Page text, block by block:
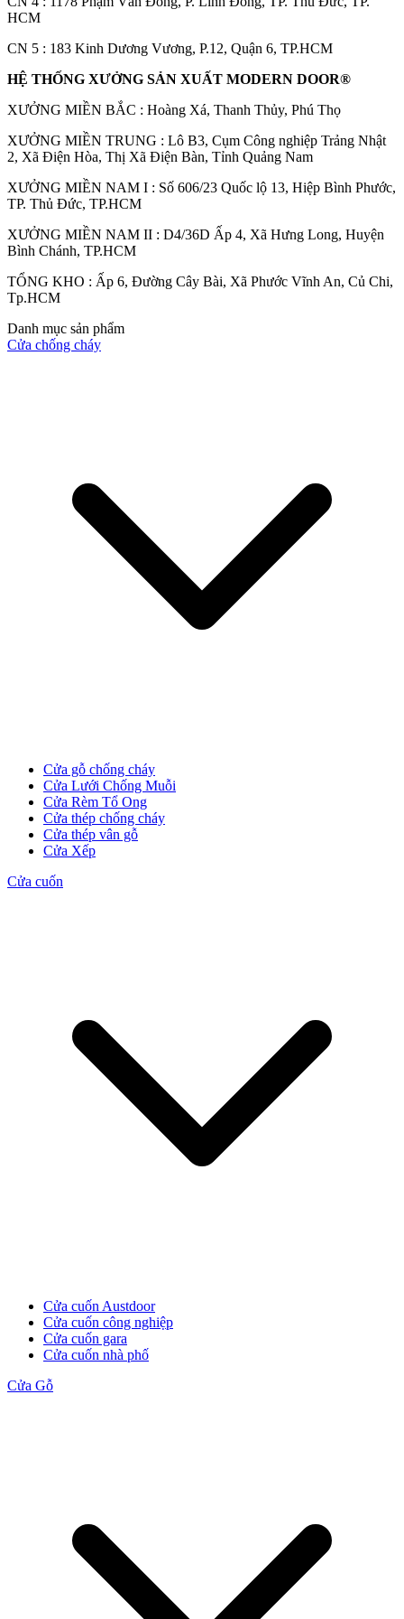
Các loại cửa
CỬA GỖ
Cửa Gỗ HDF Veneer
HCM
CN 5 : 183 Kinh Dương Vương, P.12, Quận 6, TP.HCM
HỆ THỐNG XƯỞNG SẢN XUẤT MODERN DOOR®
XƯỞNG MIỀN BẮC : Hoàng Xá, Thanh Thủy, Phú Thọ
XƯỞNG MIỀN TRUNG : Lô B3, Cụm Công nghiệp Trảng Nhật
2, Xã Điện Hòa, Thị Xã Điện Bàn, Tỉnh Quảng Nam
XƯỞNG MIỀN NAM I : Số 606/23 Quốc lộ 13, Hiệp Bình Phước,
TP. Thủ Đức, TP.HCM
XƯỞNG MIỀN NAM II : D4/36D Ấp 4, Xã Hưng Long, Huyện
Bình Chánh, TP.HCM
TỔNG KHO : Ấp 6, Đường Cây Bài, Xã Phước Vĩnh An, Củ Chi,
Tp.HCM
Danh mục sản phẩm
Cửa chống cháy
Cửa gỗ chống cháy
Cửa Lưới Chống Muỗi
Cửa Rèm Tổ Ong
Cửa thép chống cháy
Cửa thép vân gỗ
Cửa Xếp
Cửa cuốn
Cửa cuốn Austdoor
Cửa cuốn công nghiệp
Cửa cuốn gara
Cửa cuốn nhà phố
Cửa Gỗ